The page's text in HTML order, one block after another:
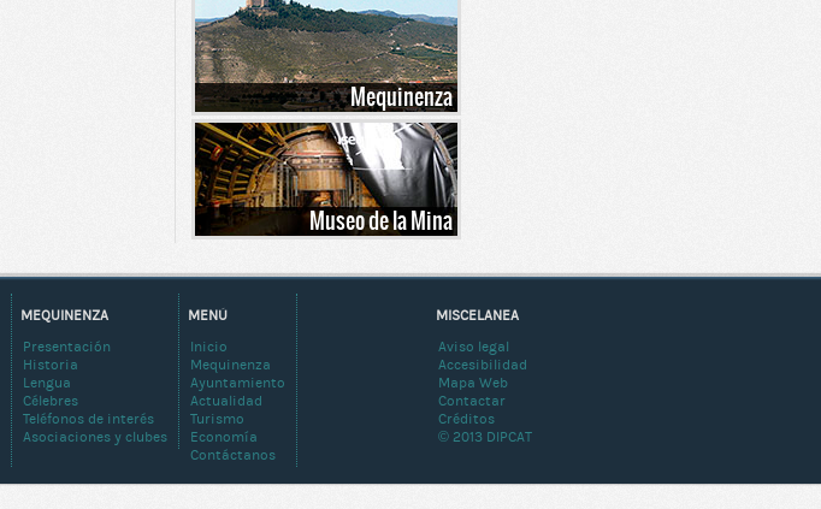
Mequinenza
Museo de la Mina
MENÚ
Inicio
Mequinenza
Ayuntamiento
Actualidad
Turismo
Economía
Contáctanos
MEQUINENZA
Presentación
Historia
Lengua
Célebres
Teléfonos de interés
Asociaciones y clubes
MISCELANEA
Aviso legal
Accesibilidad
Mapa Web
Contactar
Créditos
© 2013 DIPCAT